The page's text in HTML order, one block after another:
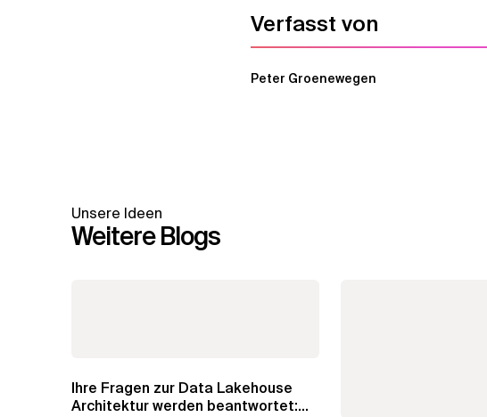
Verfasst von
Peter Groenewegen
Unsere Ideen
Weitere Blogs
Ihre Fragen zur Data Lakehouse
Architektur werden beantwortet:...